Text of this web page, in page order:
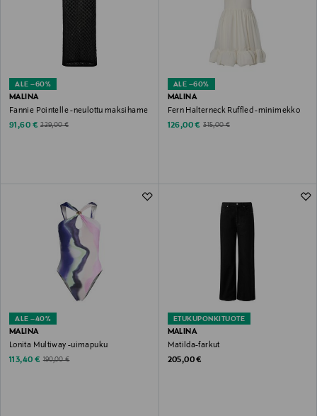
ALE –60%
MALINA
Fannie Pointelle -neulottu maksihame
Discounted Price
91,60 € Original Price
229,00 €
ALE –60%
MALINA
Fern Halterneck Ruffled -minimekko
Discounted Price
126,00 € Original Price
315,00 €
ALE –40%
MALINA
Lonita Multiway -uimapuku
Discounted Price
113,40 € Original Price
190,00 €
ETUKUPONKITUOTE
MALINA
Matilda-farkut
Original Price
205,00 €